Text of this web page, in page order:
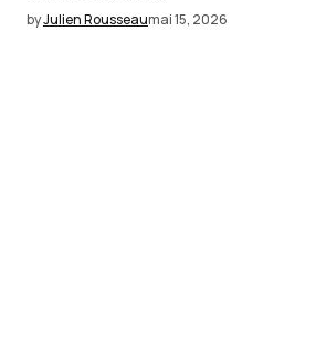
byJulien Rousseaumai 15, 2026